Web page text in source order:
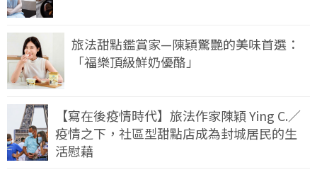
旅法甜點鑑賞家—陳穎驚艷的美味首選：
「福樂頂級鮮奶優酪」
【寫在後疫情時代】旅法作家陳穎 Ying C.／
疫情之下，社區型甜點店成為封城居民的生
活慰藉